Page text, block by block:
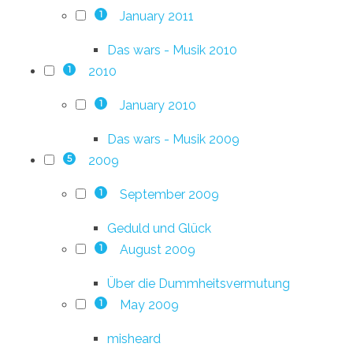
1 January 2011
Das wars - Musik 2010
1 2010
1 January 2010
Das wars - Musik 2009
5 2009
1 September 2009
Geduld und Glück
1 August 2009
Über die Dummheitsvermutung
1 May 2009
misheard